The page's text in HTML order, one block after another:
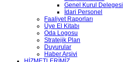
Genel Kurul Delegesi
İdari Personel
Faaliyet Raporları
Üye El Kitabı
Oda Logosu
Stratejik Plan
Duyurular
Haber Arşivi